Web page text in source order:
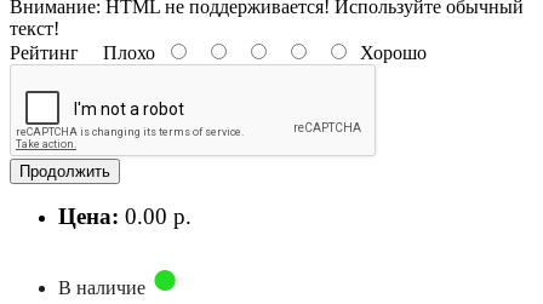
Внимание: HTML не поддерживается! Используйте обычный
текст!
Рейтинг Плохо Хорошо
Продолжить
Цена: 0.00 р.
В наличие